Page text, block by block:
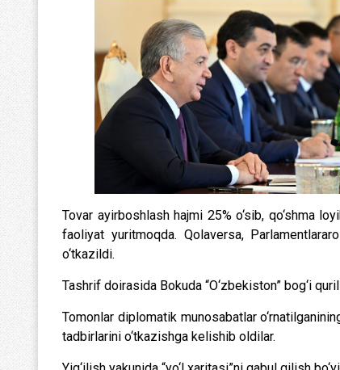
Tovar ayirboshlash hajmi 25% o‘sib, qo‘shma
faoliyat yuritmoqda. Qolaversa,
o‘tkazildi.
Tashrif doirasida Bokuda “O‘zbekiston” bog‘i
Tomonlar diplomatik munosabatlar
tadbirlarini o‘tkazishga kelishib oldilar.